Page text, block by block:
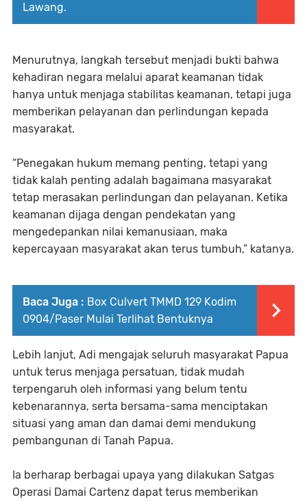
Lawang.
Menurutnya, langkah tersebut menjadi bukti bahwa
kehadiran negara melalui aparat keamanan tidak
hanya untuk menjaga stabilitas keamanan, tetapi juga
memberikan pelayanan dan perlindungan kepada
masyarakat.
“Penegakan hukum memang penting, tetapi yang
tidak kalah penting adalah bagaimana masyarakat
tetap merasakan perlindungan dan pelayanan. Ketika
keamanan dijaga dengan pendekatan yang
mengedepankan nilai kemanusiaan, maka
kepercayaan masyarakat akan terus tumbuh,” katanya.
Baca Juga : Box Culvert TMMD 129 Kodim
0904/Paser Mulai Terlihat Bentuknya
Lebih lanjut, Adi mengajak seluruh masyarakat Papua
untuk terus menjaga persatuan, tidak mudah
terpengaruh oleh informasi yang belum tentu
kebenarannya, serta bersama-sama menciptakan
situasi yang aman dan damai demi mendukung
pembangunan di Tanah Papua.
Ia berharap berbagai upaya yang dilakukan Satgas
Operasi Damai Cartenz dapat terus memberikan